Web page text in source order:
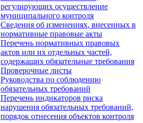
регулирующих осуществление
муниципального контроля
Сведения об изменениях, внесенных в
нормативные правовые акты
Перечень нормативных правовых
актов или их отдельных частей,
содержащих обязательные требования
Проверочные листы
Руководства по соблюдению
обязательных требований
Перечень индикаторов риска
нарушения обязательных требований,
порядок отнесения объектов контроля